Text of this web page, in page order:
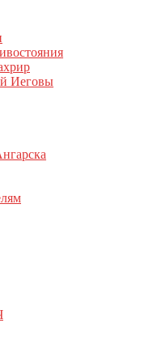
Иеговы